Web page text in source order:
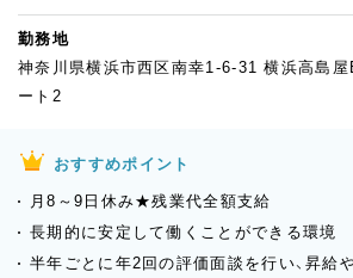
勤務地
神奈川県横浜市西区南幸1-6-31 横浜高島
ート2
おすすめポイント
月8～9日休み★残業代全額支給
長期的に安定して働くことができる環境
半年ごとに年2回の評価面談を行い、昇給